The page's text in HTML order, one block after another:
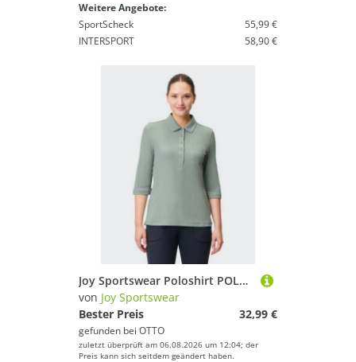
Weitere Angebote:
SportScheck
55,99 €
INTERSPORT
58,90 €
Joy Sportswear Poloshirt POLOSHIRT GISELE aus Baumwolle und Polyester, erhältlich in den Größen 36 bis 48
von Joy Sportswear
Bester Preis
32,99 €
gefunden bei OTTO
zuletzt überprüft am 06.08.2026 um 12:04; der
Preis kann sich seitdem geändert haben.